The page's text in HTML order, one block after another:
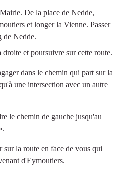
De la place de Nedde,
et longer la Vienne. Passer
de Nedde.
et poursuivre sur cette route.
dans le chemin qui part sur la
une intersection avec un autre
le chemin de gauche jusqu'au
sur la route en face de vous qui
d'Eymoutiers.